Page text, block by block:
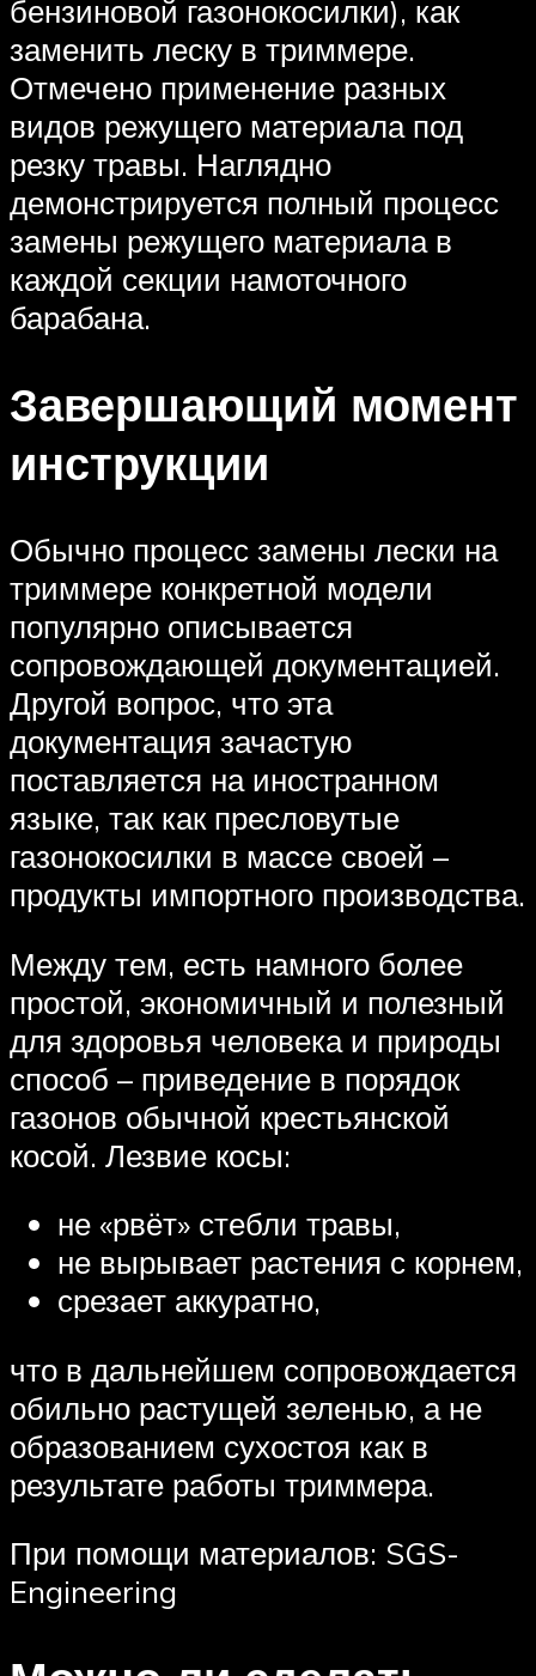
бензиновой газонокосилки), как
заменить леску в триммере.
Отмечено применение разных
видов режущего материала под
резку травы. Наглядно
демонстрируется полный процесс
замены режущего материала в
каждой секции намоточного
барабана.
Завершающий момент
инструкции
Обычно процесс замены лески на
триммере конкретной модели
популярно описывается
сопровождающей документацией.
Другой вопрос, что эта
документация зачастую
поставляется на иностранном
языке, так как пресловутые
газонокосилки в массе своей –
продукты импортного производства.
Между тем, есть намного более
простой, экономичный и полезный
для здоровья человека и природы
способ – приведение в порядок
газонов обычной крестьянской
косой. Лезвие косы:
не «рвёт» стебли травы,
не вырывает растения с корнем,
срезает аккуратно,
что в дальнейшем сопровождается
обильно растущей зеленью, а не
образованием сухостоя как в
результате работы триммера.
При помощи материалов: SGS-
Engineering